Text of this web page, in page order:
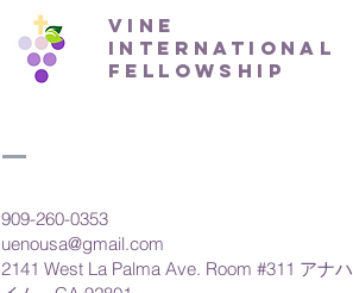
Vine
International
fellowship
909-260-0353
uenousa@gmail.com
2141 West La Palma Ave. Room #311 アナハ